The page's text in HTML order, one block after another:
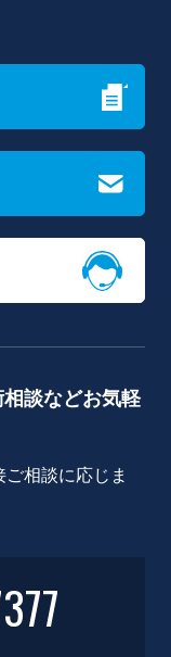
談などお気軽
相談に応じま